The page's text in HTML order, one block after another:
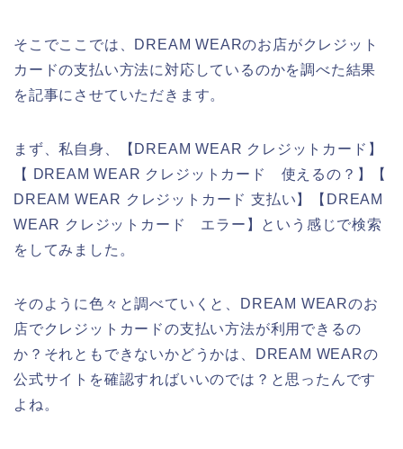
そこでここでは、DREAM WEARのお店がクレジット
カードの支払い方法に対応しているのかを調べた結果
を記事にさせていただきます。
まず、私自身、【DREAM WEAR クレジットカード】
【 DREAM WEAR クレジットカード 使えるの？】【
DREAM WEAR クレジットカード 支払い】【DREAM
WEAR クレジットカード エラー】という感じで検索
をしてみました。
そのように色々と調べていくと、DREAM WEARのお
店でクレジットカードの支払い方法が利用できるの
か？それともできないかどうかは、DREAM WEARの
公式サイトを確認すればいいのでは？と思ったんです
よね。